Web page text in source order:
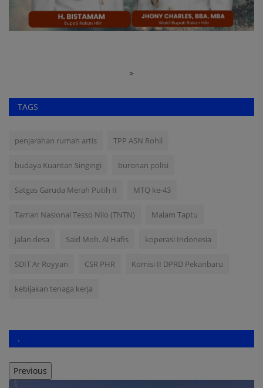
>
TAGS
penjarahan rumah artis TPP ASN Rohil
budaya Kuantan Singingi buronan polisi
Satgas Garuda Merah Putih II MTQ ke-43
Taman Nasional Tesso Nilo (TNTN) Malam Taptu
jalan desa Said Moh. Al Hafis koperasi Indonesia
SDIT Ar Royyan CSR PHR Komisi II DPRD Pekanbaru
kebijakan tenaga kerja
.
Previous